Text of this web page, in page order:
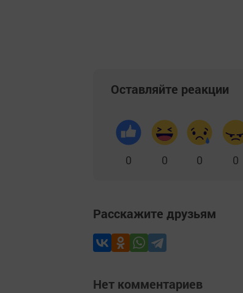
Оставляйте реакции
0 0 0 0
Расскажите друзьям
Нет комментариев